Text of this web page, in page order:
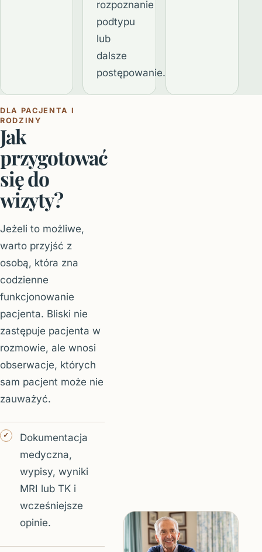
rozpoznanie
podtypu
lub
dalsze
postępowanie.
DLA PACJENTA I
RODZINY
Jak
przygotować
się do
wizyty?
Jeżeli to możliwe,
warto przyjść z
osobą, która zna
codzienne
funkcjonowanie
pacjenta. Bliski nie
zastępuje pacjenta w
rozmowie, ale wnosi
obserwacje, których
sam pacjent może nie
zauważyć.
Dokumentacja
medyczna,
wypisy, wyniki
MRI lub TK i
wcześniejsze
opinie.